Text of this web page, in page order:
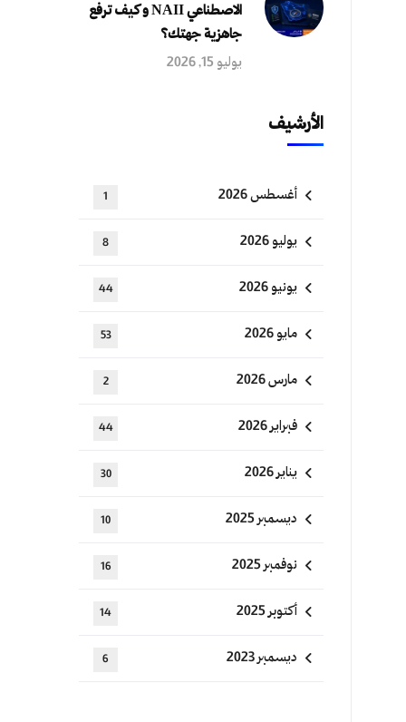
الاصطناعي NAII و كيف ترفع
جاهزية جهتك؟
يوليو 15, 2026
الأرشيف
أغسطس 2026 1
يوليو 2026 8
يونيو 2026 44
مايو 2026 53
مارس 2026 2
فبراير 2026 44
يناير 2026 30
ديسمبر 2025 10
نوفمبر 2025 16
أكتوبر 2025 14
ديسمبر 2023 6